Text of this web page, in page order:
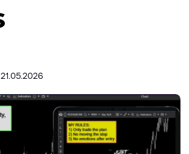
21.05.2026